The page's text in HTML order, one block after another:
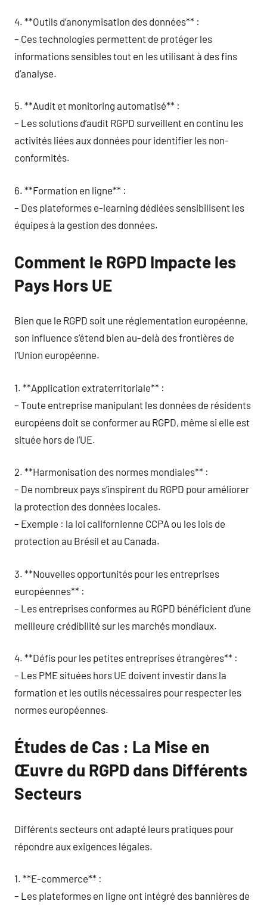
4. **Outils d’anonymisation des données** :
– Ces technologies permettent de protéger les
informations sensibles tout en les utilisant à des fins
d’analyse.
5. **Audit et monitoring automatisé** :
– Les solutions d’audit RGPD surveillent en continu les
activités liées aux données pour identifier les non-
conformités.
6. **Formation en ligne** :
– Des plateformes e-learning dédiées sensibilisent les
équipes à la gestion des données.
Comment le RGPD Impacte les
Pays Hors UE
Bien que le RGPD soit une réglementation européenne,
son influence s’étend bien au-delà des frontières de
l’Union européenne.
1. **Application extraterritoriale** :
– Toute entreprise manipulant les données de résidents
européens doit se conformer au RGPD, même si elle est
située hors de l’UE.
2. **Harmonisation des normes mondiales** :
– De nombreux pays s’inspirent du RGPD pour améliorer
la protection des données locales.
– Exemple : la loi californienne CCPA ou les lois de
protection au Brésil et au Canada.
3. **Nouvelles opportunités pour les entreprises
européennes** :
– Les entreprises conformes au RGPD bénéficient d’une
meilleure crédibilité sur les marchés mondiaux.
4. **Défis pour les petites entreprises étrangères** :
– Les PME situées hors UE doivent investir dans la
formation et les outils nécessaires pour respecter les
normes européennes.
Études de Cas : La Mise en
Œuvre du RGPD dans Différents
Secteurs
Différents secteurs ont adapté leurs pratiques pour
répondre aux exigences légales.
1. **E-commerce** :
– Les plateformes en ligne ont intégré des bannières de